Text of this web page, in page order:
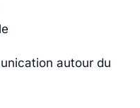
autour du